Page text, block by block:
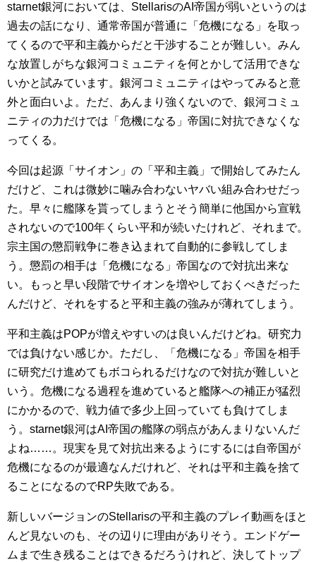
starnet銀河においては、StellarisのAI帝国が弱いというのは
過去の話になり、通常帝国が普通に「危機になる」を取っ
てくるので平和主義からだと干渉することが難しい。みん
な放置しがちな銀河コミュニティを何とかして活用できな
いかと試みています。銀河コミュニティはやってみると意
外と面白いよ。ただ、あんまり強くないので、銀河コミュ
ニティの力だけでは「危機になる」帝国に対抗できなくな
ってくる。
今回は起源「サイオン」の「平和主義」で開始してみたん
だけど、これは微妙に噛み合わないヤバい組み合わせだっ
た。早々に艦隊を貰ってしまうとそう簡単に他国から宣戦
されないので100年くらい平和が続いたけれど、それまで。
宗主国の懲罰戦争に巻き込まれて自動的に参戦してしま
う。懲罰の相手は「危機になる」帝国なので対抗出来な
い。もっと早い段階でサイオンを増やしておくべきだった
んだけど、それをすると平和主義の強みが薄れてしまう。
平和主義はPOPが増えやすいのは良いんだけどね。研究力
では負けない感じか。ただし、「危機になる」帝国を相手
に研究だけ進めてもボコられるだけなので対抗が難しいと
いう。危機になる過程を進めていると艦隊への補正が猛烈
にかかるので、戦力値で多少上回っていても負けてしま
う。starnet銀河はAI帝国の艦隊の弱点があんまりないんだ
よね……。現実を見て対抗出来るようにするには自帝国が
危機になるのが最適なんだけれど、それは平和主義を捨て
ることになるのでRP失敗である。
新しいバージョンのStellarisの平和主義のプレイ動画をほと
んど見ないのも、その辺りに理由がありそう。エンドゲー
ムまで生き残ることはできるだろうけれど、決してトップ